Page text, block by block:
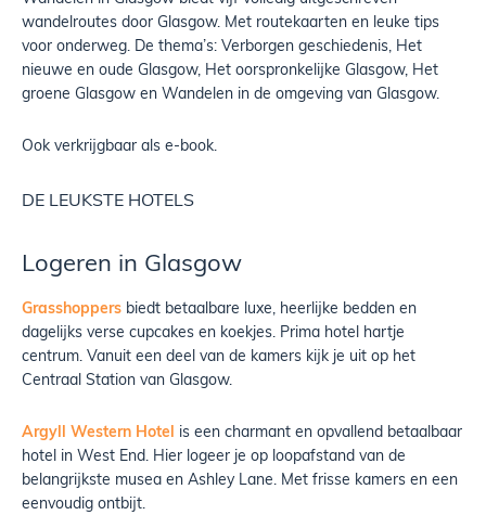
wandelroutes door Glasgow. Met routekaarten en leuke tips
voor onderweg. De thema’s: Verborgen geschiedenis, Het
nieuwe en oude Glasgow, Het oorspronkelijke Glasgow, Het
groene Glasgow en Wandelen in de omgeving van Glasgow.
Ook verkrijgbaar als e-book.
DE LEUKSTE HOTELS
Logeren in Glasgow
Grasshoppers biedt betaalbare luxe, heerlijke bedden en
dagelijks verse cupcakes en koekjes. Prima hotel hartje
centrum. Vanuit een deel van de kamers kijk je uit op het
Centraal Station van Glasgow.
Argyll Western Hotel is een charmant en opvallend betaalbaar
hotel in West End. Hier logeer je op loopafstand van de
belangrijkste musea en Ashley Lane. Met frisse kamers en een
eenvoudig ontbijt.